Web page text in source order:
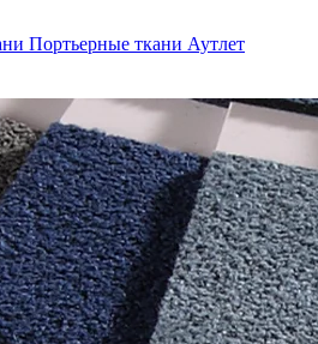
Портьерные ткани Аутлет